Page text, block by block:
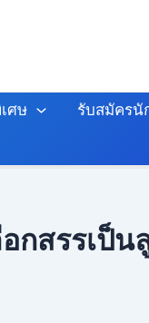
ศษ รับสมัครนั
กสรรเป็